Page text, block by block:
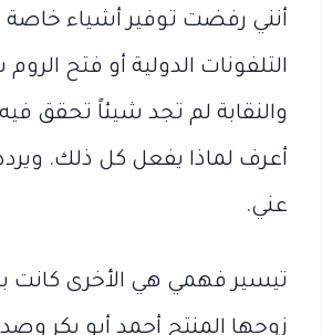
أنني رفضت توفير أشياء خاصة
التلفونات الدولية أو فتح
والنقابة لم تجد شيئاً تحقق
أعرف لماذا يفعل كل ذلك.
عني.
تيسير فهمي هي الأخرى كانت
زوجها المنتج أحمد أبو بكر